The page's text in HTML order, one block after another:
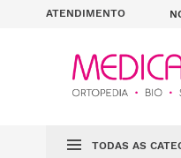
ATENDIMENTO
TODAS AS